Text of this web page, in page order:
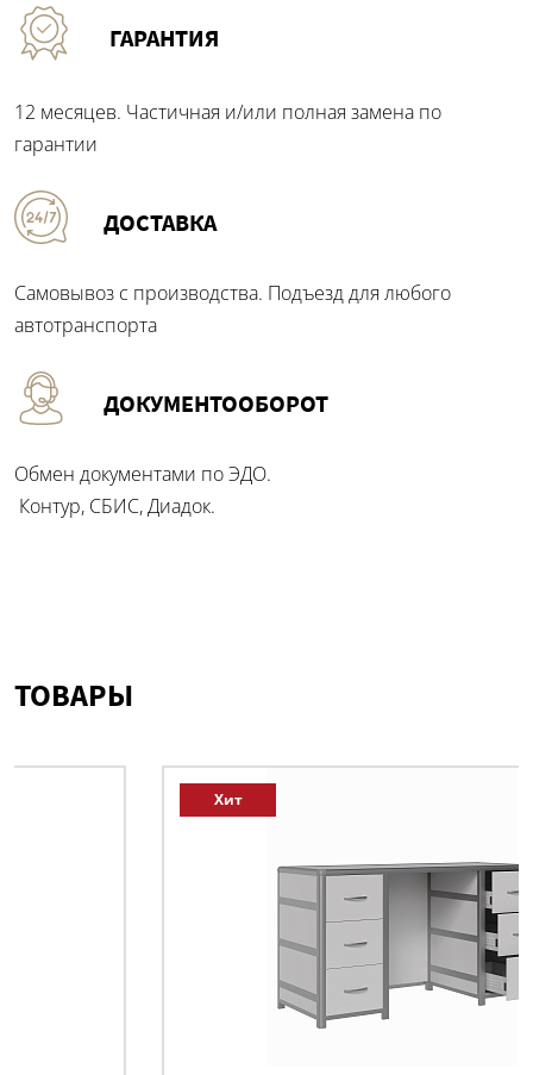
ГАРАНТИЯ
12 месяцев. Частичная и/или полная замена по
гарантии
ДОСТАВКА
Самовывоз с производства. Подъезд для любого
автотранспорта
ДОКУМЕНТООБОРОТ
Обмен документами по ЭДО.
Контур, СБИС, Диадок.
ТОВАРЫ